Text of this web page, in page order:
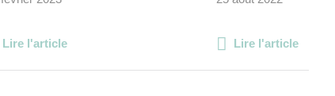
Lire l'article Lire l'article